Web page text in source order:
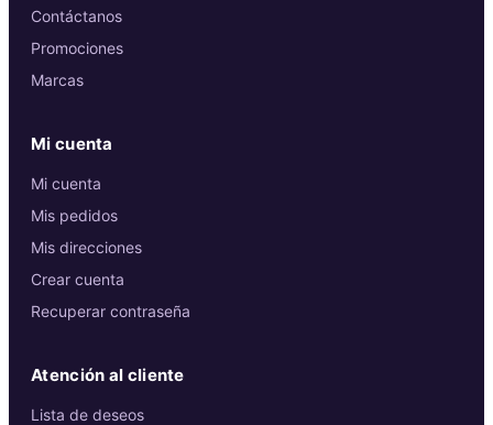
Contáctanos
Promociones
Marcas
Mi cuenta
Mi cuenta
Mis pedidos
Mis direcciones
Crear cuenta
Recuperar contraseña
Atención al cliente
Lista de deseos